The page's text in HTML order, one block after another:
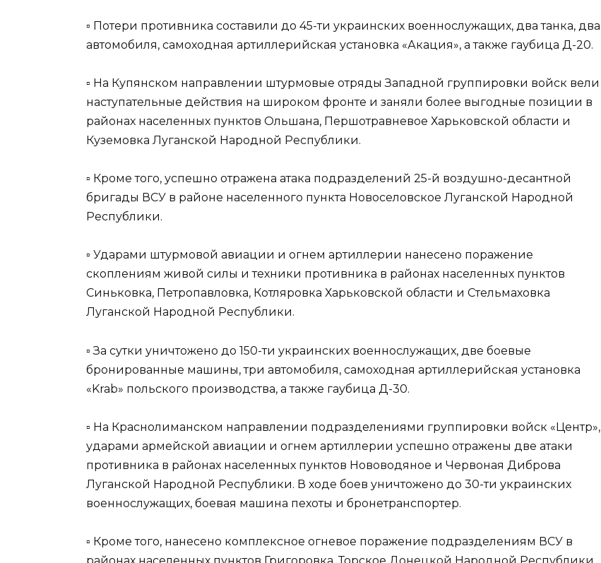
▫️ Потери противника составили до 45-ти украинских военнослужащих, два танка, два
автомобиля, самоходная артиллерийская установка «Акация», а также гаубица Д-20.
▫️ На Купянском направлении штурмовые отряды Западной группировки войск вели
наступательные действия на широком фронте и заняли более выгодные позиции в
районах населенных пунктов Ольшана, Першотравневое Харьковской области и
Куземовка Луганской Народной Республики.
▫️ Кроме того, успешно отражена атака подразделений 25-й воздушно-десантной
бригады ВСУ в районе населенного пункта Новоселовское Луганской Народной
Республики.
▫️ Ударами штурмовой авиации и огнем артиллерии нанесено поражение
скоплениям живой силы и техники противника в районах населенных пунктов
Синьковка, Петропавловка, Котляровка Харьковской области и Стельмаховка
Луганской Народной Республики.
▫️ За сутки уничтожено до 150-ти украинских военнослужащих, две боевые
бронированные машины, три автомобиля, самоходная артиллерийская установка
«Krab» польского производства, а также гаубица Д-30.
▫️ На Краснолиманском направлении подразделениями группировки войск «Центр»,
ударами армейской авиации и огнем артиллерии успешно отражены две атаки
противника в районах населенных пунктов Нововодяное и Червоная Диброва
Луганской Народной Республики. В ходе боев уничтожено до 30-ти украинских
военнослужащих, боевая машина пехоты и бронетранспортер.
▫️ Кроме того, нанесено комплексное огневое поражение подразделениям ВСУ в